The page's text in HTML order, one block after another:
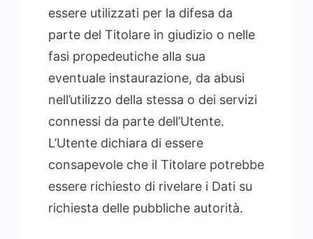
essere utilizzati per la difesa da
parte del Titolare in giudizio o nelle
fasi propedeutiche alla sua
eventuale instaurazione, da abusi
nell’utilizzo della stessa o dei servizi
connessi da parte dell’Utente.
L’Utente dichiara di essere
consapevole che il Titolare potrebbe
essere richiesto di rivelare i Dati su
richiesta delle pubbliche autorità.